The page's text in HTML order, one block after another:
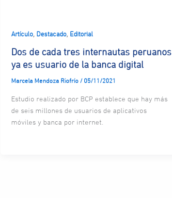
Artículo, Destacado, Editorial
Dos de cada tres internautas peruanos
ya es usuario de la banca digital
Marcela Mendoza Riofrío / 05/11/2021
Estudio realizado por BCP establece que hay más
de seis millones de usuarios de aplicativos
móviles y banca por internet.